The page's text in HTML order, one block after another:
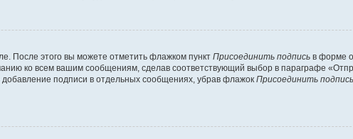
После этого вы можете отметить флажком пункт Присоединить подпись в форме
ко всем вашим сообщениям, сделав соответствующий выбор в параграфе
подписи в отдельных сообщениях, убрав флажок Присоединить подпись